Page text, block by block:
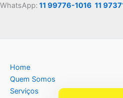
WhatsApp: 11 99776-1016 11
Home
Quem Somos
Serviços